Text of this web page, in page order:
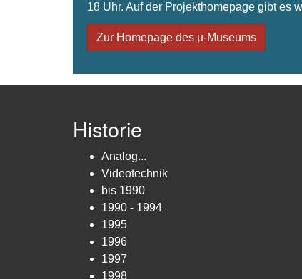
18 Uhr. Auf der Projekthomepage gibt es
Zur Homepage des µ-Museums
Historie
Analog...
Videotechnik
bis 1990
1990 - 1994
1995
1996
1997
1998